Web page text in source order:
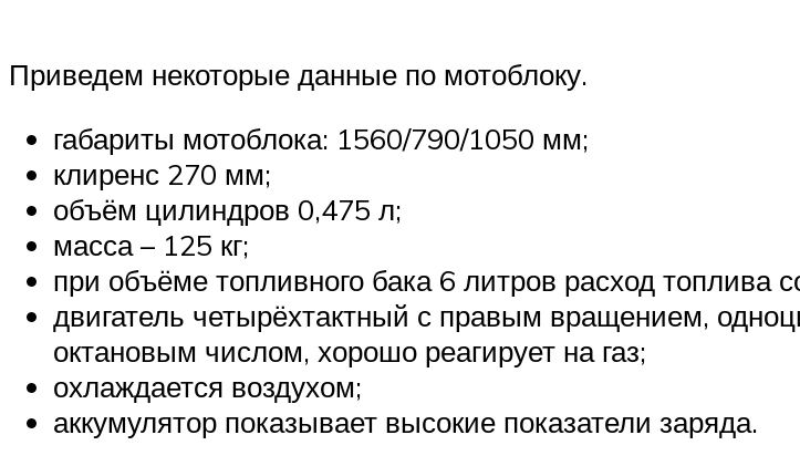
Приведем некоторые данные по мотоблоку.
габариты мотоблока: 1560/790/1050 мм;
клиренс 270 мм;
объём цилиндров 0,475 л;
масса – 125 кг;
при объёме топливного бака 6 литров расход топлива
двигатель четырёхтактный с правым вращением,
октановым числом, хорошо реагирует на газ;
охлаждается воздухом;
аккумулятор показывает высокие показатели заряда.